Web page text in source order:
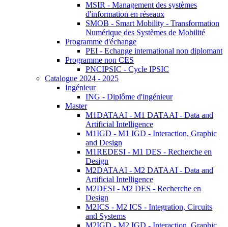
MSIR - Management des systèmes
d'information en réseaux
SMOB - Smart Mobility - Transformation
Numérique des Systèmes de Mobilité
Programme d'échange
PEI - Echange international non diplomant
Programme non CES
PNCIPSIC - Cycle IPSIC
Catalogue 2024 - 2025
Ingénieur
ING - Diplôme d'ingénieur
Master
M1DATAAI - M1 DATAAI - Data and
Artificial Intelligence
M1IGD - M1 IGD - Interaction, Graphic
and Design
M1REDESI - M1 DES - Recherche en
Design
M2DATAAI - M2 DATAAI - Data and
Artificial Intelligence
M2DESI - M2 DES - Recherche en
Design
M2ICS - M2 ICS - Integration, Circuits
and Systems
M2IGD - M2 IGD - Interaction, Graphic